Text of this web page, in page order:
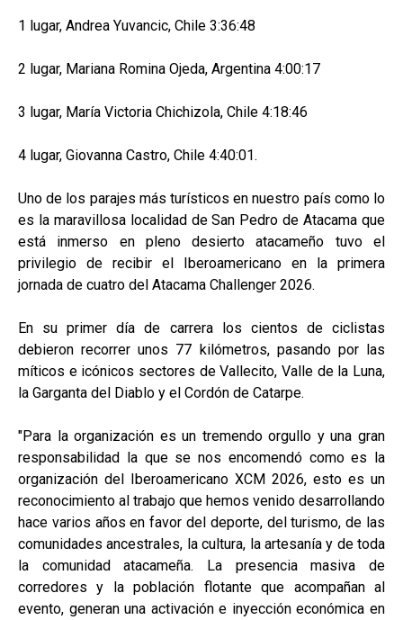
1 lugar, Andrea Yuvancic, Chile 3:36:48
2 lugar, Mariana Romina Ojeda, Argentina 4:00:17
3 lugar, María Victoria Chichizola, Chile 4:18:46
4 lugar, Giovanna Castro, Chile 4:40:01.
Uno de los parajes más turísticos en nuestro país como lo
es la maravillosa localidad de San Pedro de Atacama que
está inmerso en pleno desierto atacameño tuvo el
privilegio de recibir el Iberoamericano en la primera
jornada de cuatro del Atacama Challenger 2026.
En su primer día de carrera los cientos de ciclistas
debieron recorrer unos 77 kilómetros, pasando por las
míticos e icónicos sectores de Vallecito, Valle de la Luna,
la Garganta del Diablo y el Cordón de Catarpe.
"Para la organización es un tremendo orgullo y una gran
responsabilidad la que se nos encomendó como es la
organización del Iberoamericano XCM 2026, esto es un
reconocimiento al trabajo que hemos venido desarrollando
hace varios años en favor del deporte, del turismo, de las
comunidades ancestrales, la cultura, la artesanía y de toda
la comunidad atacameña. La presencia masiva de
corredores y la población flotante que acompañan al
evento, generan una activación e inyección económica en